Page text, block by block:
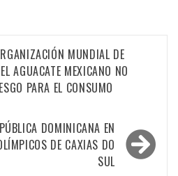
MUNDIAL DE
AGUACATE MEXICANO NO
PARA EL CONSUMO
DOMINICANA EN
DE CAXIAS DO
SUL